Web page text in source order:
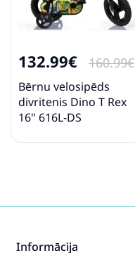
132.99€ 160.99€
Bērnu velosipēds
divritenis Dino T Rex
16" 616L-DS
Informācija